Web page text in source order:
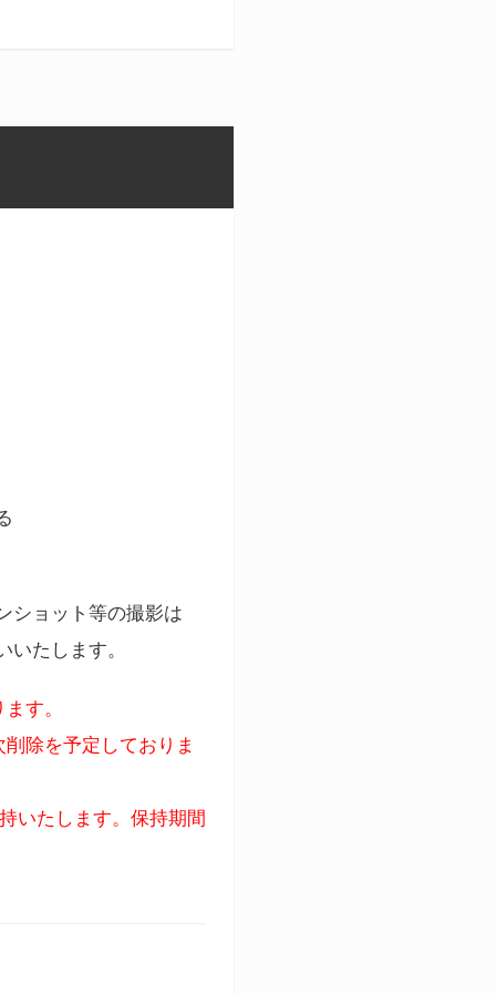
ショット等の撮影は
たします。
す。
除を予定しておりま
いたします。保持期間